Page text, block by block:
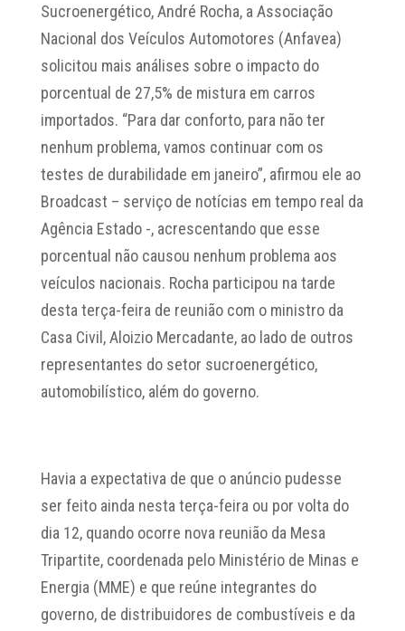
Sucroenergético, André Rocha, a Associação
Nacional dos Veículos Automotores (Anfavea)
solicitou mais análises sobre o impacto do
porcentual de 27,5% de mistura em carros
importados. “Para dar conforto, para não ter
nenhum problema, vamos continuar com os
testes de durabilidade em janeiro”, afirmou ele ao
Broadcast – serviço de notícias em tempo real da
Agência Estado -, acrescentando que esse
porcentual não causou nenhum problema aos
veículos nacionais. Rocha participou na tarde
desta terça-feira de reunião com o ministro da
Casa Civil, Aloizio Mercadante, ao lado de outros
representantes do setor sucroenergético,
automobilístico, além do governo.
Havia a expectativa de que o anúncio pudesse
ser feito ainda nesta terça-feira ou por volta do
dia 12, quando ocorre nova reunião da Mesa
Tripartite, coordenada pelo Ministério de Minas e
Energia (MME) e que reúne integrantes do
governo, de distribuidores de combustíveis e da